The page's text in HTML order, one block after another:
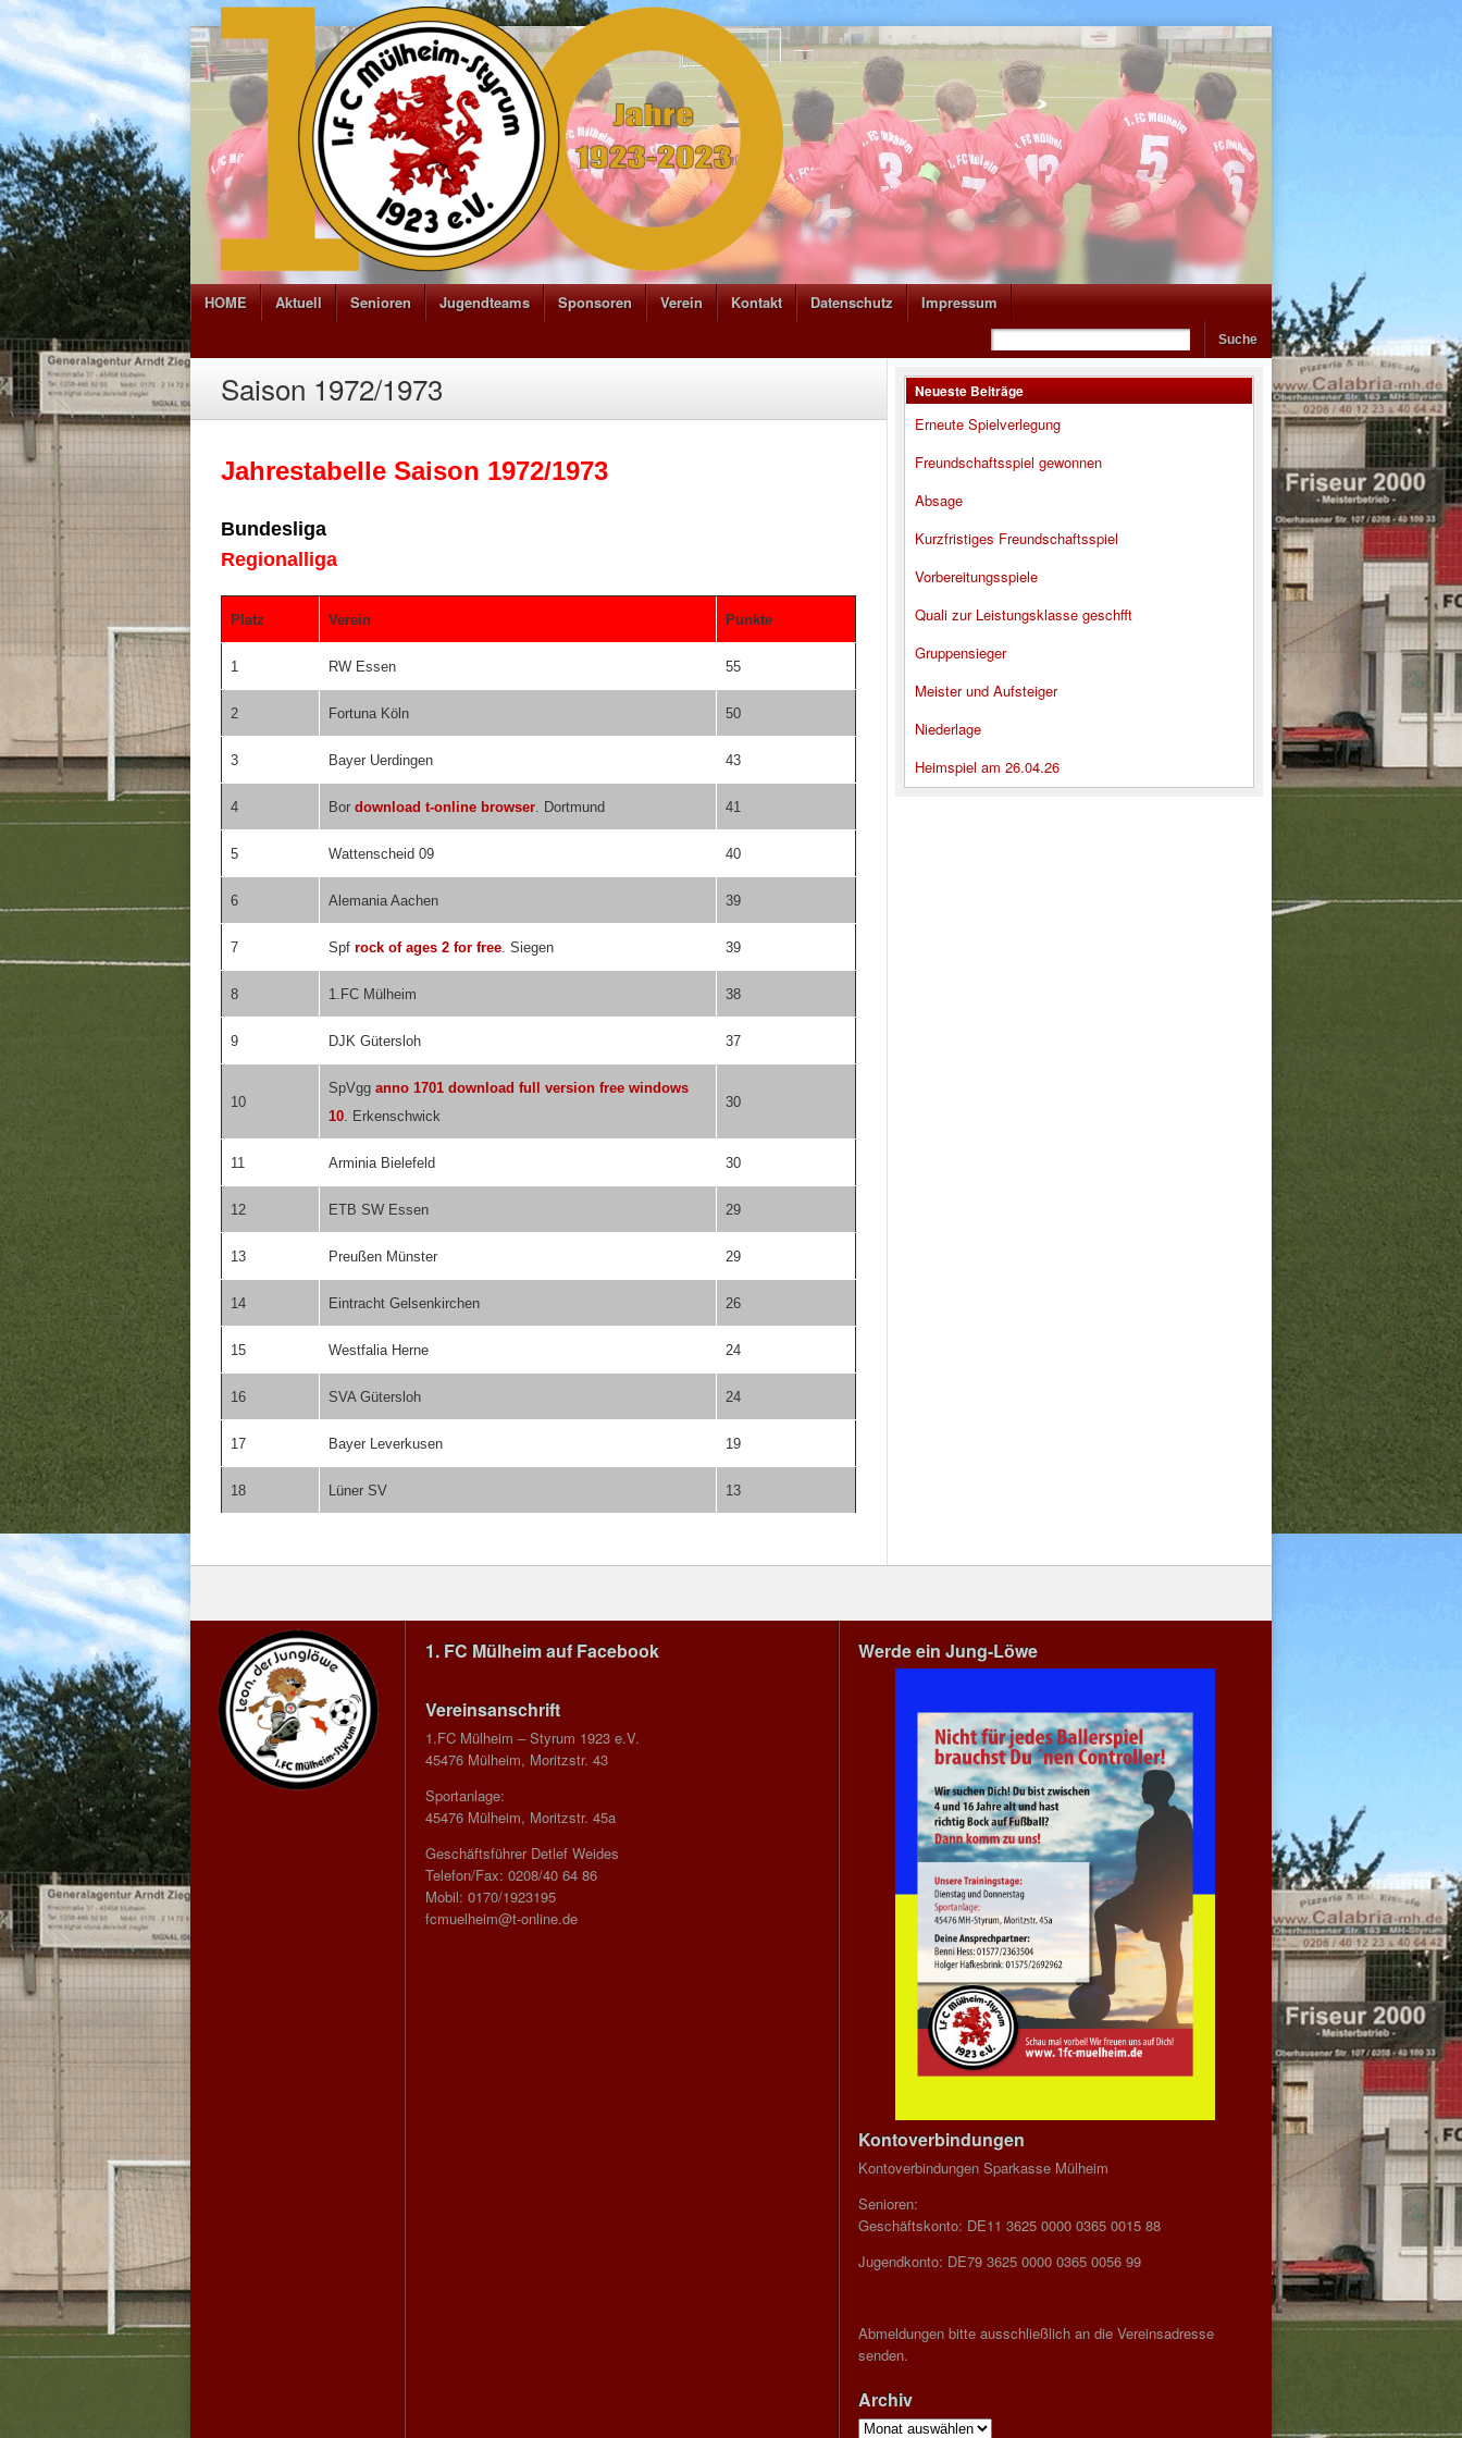
HOME Aktuell Senioren Jugendteams Sponsoren Verein Kontakt Datenschutz Impressum
Saison 1972/1973
Jahrestabelle Saison 1972/1973
Bundesliga
Regionalliga
Platz Verein Punkte
1 RW Essen 55
2 Fortuna Köln 50
3 Bayer Uerdingen 43
4 Bor download t-online browser. Dortmund 41
5 Wattenscheid 09 40
6 Alemania Aachen 39
7 Spf rock of ages 2 for free. Siegen 39
8 1.FC Mülheim 38
9 DJK Gütersloh 37
10
SpVgg anno 1701 download full version free windows
10. Erkenschwick
30
11 Arminia Bielefeld 30
12 ETB SW Essen 29
13 Preußen Münster 29
14 Eintracht Gelsenkirchen 26
15 Westfalia Herne 24
16 SVA Gütersloh 24
17 Bayer Leverkusen 19
18 Lüner SV 13
Neueste Beiträge
Erneute Spielverlegung
Freundschaftsspiel gewonnen
Absage
Kurzfristiges Freundschaftsspiel
Vorbereitungsspiele
Quali zur Leistungsklasse geschfft
Gruppensieger
Meister und Aufsteiger
Niederlage
Heimspiel am 26.04.26
1. FC Mülheim auf Facebook
Vereinsanschrift
1.FC Mülheim – Styrum 1923 e.V.
45476 Mülheim, Moritzstr. 43
Sportanlage:
45476 Mülheim, Moritzstr. 45a
Geschäftsführer Detlef Weides
Telefon/Fax: 0208/40 64 86
Mobil: 0170/1923195
fcmuelheim@t-online.de
Werde ein Jung-Löwe
Kontoverbindungen
Kontoverbindungen Sparkasse Mülheim
Senioren:
Geschäftskonto: DE11 3625 0000 0365 0015 88
Jugendkonto: DE79 3625 0000 0365 0056 99
Abmeldungen bitte ausschließlich an die Vereinsadresse
senden.
Archiv
Archiv